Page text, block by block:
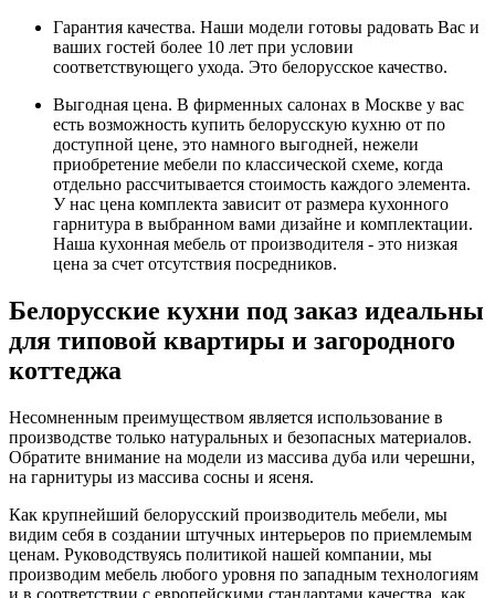
Гарантия качества. Наши модели готовы радовать Вас и
ваших гостей более 10 лет при условии
соответствующего ухода. Это белорусское качество.
Выгодная цена. В фирменных салонах в Москве у вас
есть возможность купить белорусскую кухню от по
доступной цене, это намного выгодней, нежели
приобретение мебели по классической схеме, когда
отдельно рассчитывается стоимость каждого элемента.
У нас цена комплекта зависит от размера кухонного
гарнитура в выбранном вами дизайне и комплектации.
Наша кухонная мебель от производителя - это низкая
цена за счет отсутствия посредников.
Белорусские кухни под заказ идеальны
для типовой квартиры и загородного
коттеджа
Несомненным преимуществом является использование в
производстве только натуральных и безопасных материалов.
Обратите внимание на модели из массива дуба или черешни,
на гарнитуры из массива сосны и ясеня.
Как крупнейший белорусский производитель мебели, мы
видим себя в создании штучных интерьеров по приемлемым
ценам. Руководствуясь политикой нашей компании, мы
производим мебель любого уровня по западным технологиям
и в соответствии с европейскими стандартами качества, как